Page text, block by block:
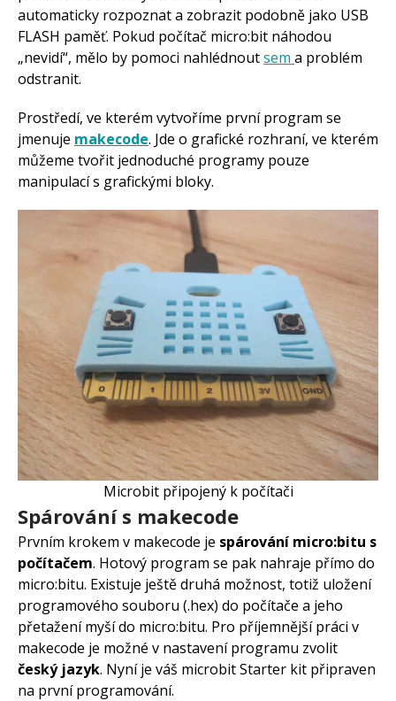
automaticky rozpoznat a zobrazit podobně jako USB
FLASH paměť. Pokud počítač micro:bit náhodou
„nevidí“, mělo by pomoci nahlédnoutsem a problém
odstranit.
Prostředí, ve kterém vytvoříme první program se
jmenuje makecode. Jde o grafické rozhraní, ve kterém
můžeme tvořit jednoduché programy pouze
manipulací s grafickými bloky.
Microbit připojený k počítači
Spárování s makecode
Prvním krokem v makecode je spárování micro:bitu s
počítačem. Hotový program se pak nahraje přímo do
micro:bitu. Existuje ještě druhá možnost, totiž uložení
programového souboru (.hex) do počítače a jeho
přetažení myší do micro:bitu. Pro příjemnější práci v
makecode je možné v nastavení programu zvolit
český jazyk. Nyní je váš microbit Starter kit připraven
na první programování.